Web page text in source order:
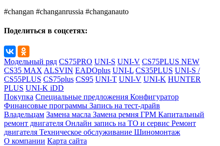
#changan #changanrussia #changanauto
Поделиться в соцсетях:
Модельный ряд CS75PRO UNI-S UNI-V CS75PLUS NEW
CS35 MAX ALSVIN EADOplus UNI-L CS35PLUS UNI-S /
CS55PLUS CS75plus CS95 UNI-T UNI-V UNI-K HUNTER
PLUS UNI-K iDD
Покупка Специальные предложения Конфигуратор
Финансовые программы Запись на тест-драйв
Владельцам Замена масла Замена ремня ГРМ Капитальный
ремонт двигателя Онлайн запись на ТО и сервис Ремонт
двигателя Техническое обслуживание Шиномонтаж
О компании Карта сайта